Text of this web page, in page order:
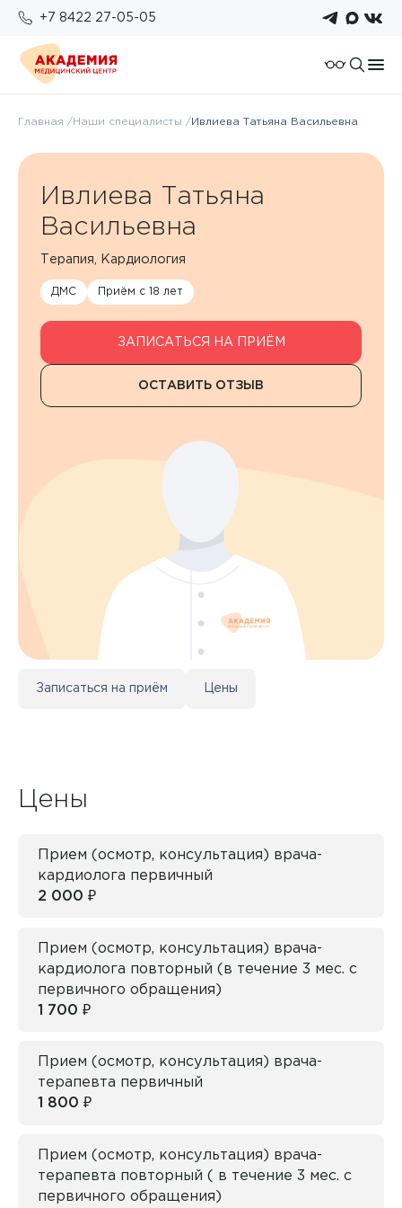
+7 8422 27-05-05
О компании
Работа у нас
Для организаций
Правовые документы
Пациентам
Подготовка к исследованиям
Оплата
ОМС
Услуги и цены
Анализы
Врачи
+7 8422 27-05-05
ЗАПИСЬ ОНЛАЙН
Главная Наши специалисты Ивлиева Татьяна Васильевна
Ивлиева Татьяна
Васильевна
Терапия Кардиология
ДМС Приём с 18 лет
ЗАПИСАТЬСЯ НА ПРИЁМ
ОСТАВИТЬ ОТЗЫВ
Записаться на приём Цены
Цены
Прием (осмотр, консультация) врача-
кардиолога первичный
2 000 ₽
Прием (осмотр, консультация) врача-
кардиолога повторный (в течение 3 мес. с
первичного обращения)
1 700 ₽
Прием (осмотр, консультация) врача-
терапевта первичный
1 800 ₽
Прием (осмотр, консультация) врача-
терапевта повторный ( в течение 3 мес. с
первичного обращения)
Врач
Аввясова Гульшат Шавкятовна
Филиал